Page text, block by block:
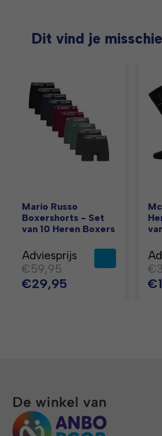
Dit vind je
Mario Russo
Boxershorts - Set
van 10 Heren Boxers
Adviesprijs
€59,95
€29,95